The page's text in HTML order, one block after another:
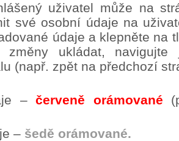
uživatel může na
své osobní údaje na
údaje a klepněte na
změny ukládat, navigujte
(např. zpět na předchozí
–červeně orámované
– šedě orámované.